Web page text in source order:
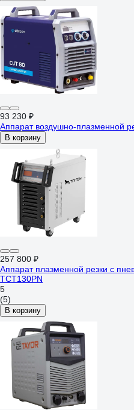
93 230 ₽
Аппарат воздушно-плазменной
В корзину
257 800 ₽
Аппарат плазменной резки с
TCT130PN
5
(5)
В корзину